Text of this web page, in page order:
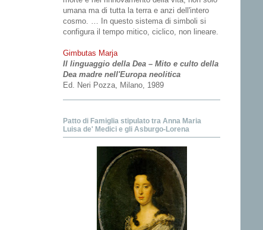
umana ma di tutta la terra e anzi dell'intero
cosmo. … In questo sistema di simboli si
configura il tempo mitico, ciclico, non lineare.
Gimbutas Marja
Il linguaggio della Dea – Mito e culto della
Dea madre nell'Europa neolitica
Ed. Neri Pozza, Milano, 1989
Patto di Famiglia stipulato tra Anna Maria
Luisa de' Medici e gli Asburgo-Lorena